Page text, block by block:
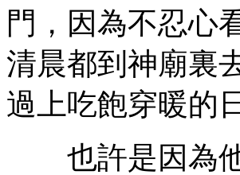
門，因為不忍心
清晨都到神廟裏
過上吃飽穿暖的
也許是因為他